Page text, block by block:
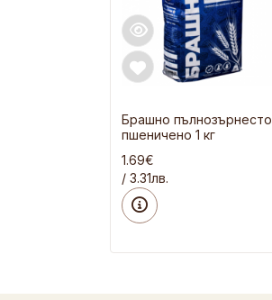
Брашно пълнозърнесто
пшеничено 1 кг
1.69€
/ 3.31лв.